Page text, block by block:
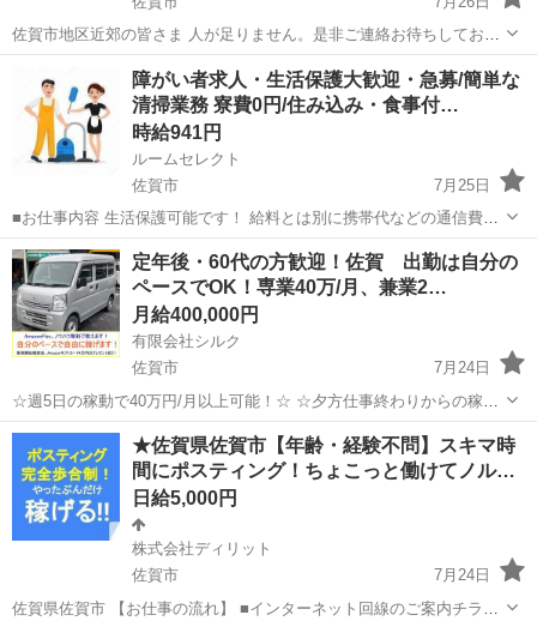
佐賀市地区近郊の皆さま 人が足りません。是非ご連絡お待ちしており
ます🙇 佐賀県各地に拡大予定です。是非ご登録お願い致します。 🌀お
店から依頼をもらっての仕事になります。 通常は、取材名のポスター
を貼ってもらっています。 ...
佐賀市 パチンコ スタッフ
障がい者求人・生活保護大歓迎・急募/簡単な
清掃業務 寮費0円/住み込み・食事付…
時給941円
ルームセレクト
佐賀市
7月25日
■お仕事内容 生活保護可能です！ 給料とは別に携帯代などの通信費
上限 20000円 交通費 上限 20000円まで支給可能です。 当事業所
は福岡県により指定を受けている障害福祉サービス事業「グループホ
ーム」で...
佐賀 佐賀市 清掃 生活保護
定年後・60代の方歓迎！佐賀 出勤は自分の
ペースでOK！専業40万/月、兼業2…
月給400,000円
有限会社シルク
佐賀市
7月24日
☆週5日の稼動で40万円/月以上可能！☆ ☆夕方仕事終わりからの稼
働、休日の稼動で20万円/月以上可能！☆ ☆雇われない働き方、自由な
スタイルでの働き方を【Amazon Flex】で始めましょう！☆ 個人事業
主とし...
佐賀 佐賀市 配送 Amazon
★佐賀県佐賀市【年齢・経験不問】スキマ時
間にポスティング！ちょこっと働けてノル…
日給5,000円
株式会社ディリット
佐賀市
7月24日
佐賀県佐賀市 【お仕事の流れ】 ■インターネット回線のご案内チラシ